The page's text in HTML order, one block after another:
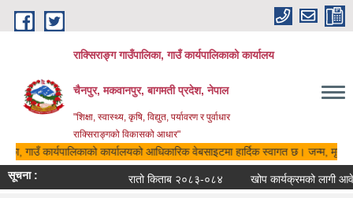
Skip to main content
राक्सिराङ्ग गाउँपालिका, गाउँ कार्यपालिकाको कार्यालय
चैनपुर, मकवानपुर, बागमती प्रदेश, नेपाल
"शिक्षा, स्वास्थ्य, कृषि, विद्युत, पर्यावरण र पुर्वाधार
राक्सिराङ्गको विकासको आधार"
गाउँ कार्यपालिकाको कार्यालयको आधिकारिक वेबसाइटमा हार्दिक स्वागत छ। जन्म,
सूचना :
रातो किताब २०८३-०८४ खोप कार्यक्रमको लागी